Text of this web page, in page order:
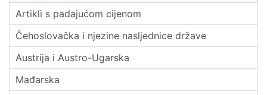
Artikli s padajućom cijenom
Čehoslovačka i njezine nasljednice države
Austrija i Austro-Ugarska
Mađarska